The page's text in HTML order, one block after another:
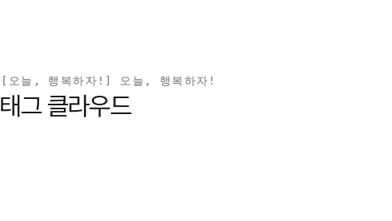
[오늘, 행복하자!] 오늘, 행복하자!
태그 클라우드